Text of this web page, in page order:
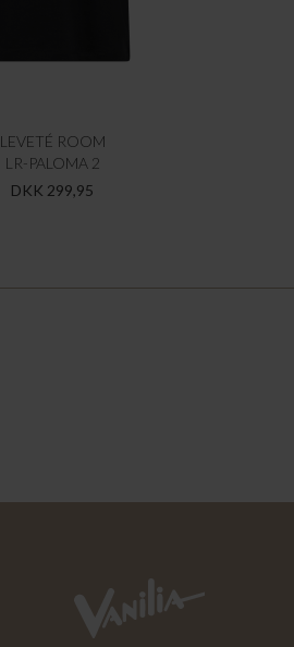
LEVETÉ ROOM
LR-PALOMA 2
DKK 299,95